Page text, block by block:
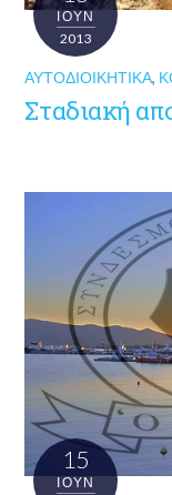
ΙΟΎΝ
2013
ΑΥΤΟΔΙΟΙΚΗΤΙΚΆ,
Σταδιακή
15
ΙΟΎΝ